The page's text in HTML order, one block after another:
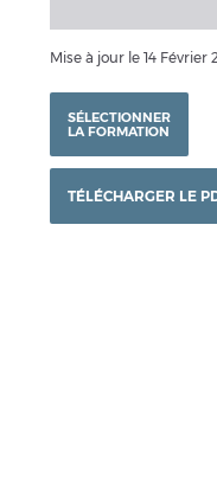
Mise à jour le 14 Février
SÉLECTIONNER
LA FORMATION
TÉLÉCHARGER LE